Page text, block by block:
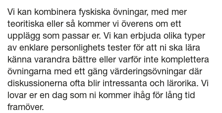
Vi kan kombinera fyskiska övningar, med mer
teoritiska eller så kommer vi överens om ett
upplägg som passar er. Vi kan erbjuda olika typer
av enklare personlighets tester för att ni ska lära
känna varandra bättre eller varför inte komplettera
övningarna med ett gäng värderingsövningar där
diskussionerna ofta blir intressanta och lärorika. Vi
lovar er en dag som ni kommer ihåg för lång tid
framöver.